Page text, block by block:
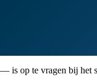
is op te vragen bij het